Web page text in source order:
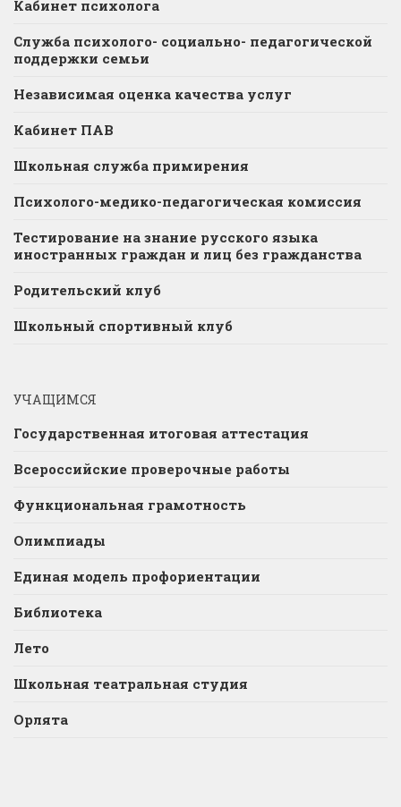
Кабинет психолога
Служба психолого- социально- педагогической
поддержки семьи
Независимая оценка качества услуг
Кабинет ПАВ
Школьная служба примирения
Психолого-медико-педагогическая комиссия
Тестирование на знание русского языка
иностранных граждан и лиц без гражданства
Родительский клуб
Школьный спортивный клуб
УЧАЩИМСЯ
Государственная итоговая аттестация
Всероссийские проверочные работы
Функциональная грамотность
Олимпиады
Единая модель профориентации
Библиотека
Лето
Школьная театральная студия
Орлята